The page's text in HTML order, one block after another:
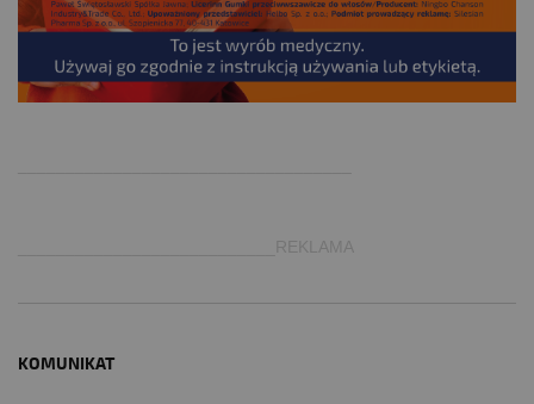
___________________________REKLAMA
KOMUNIKAT